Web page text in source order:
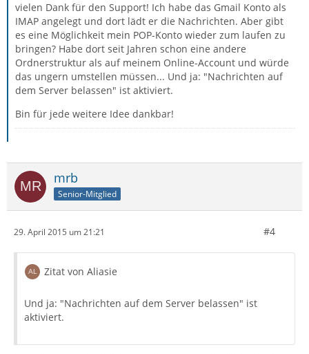
vielen Dank für den Support! Ich habe das Gmail Konto als
IMAP angelegt und dort lädt er die Nachrichten. Aber gibt
es eine Möglichkeit mein POP-Konto wieder zum laufen zu
bringen? Habe dort seit Jahren schon eine andere
Ordnerstruktur als auf meinem Online-Account und würde
das ungern umstellen müssen... Und ja: "Nachrichten auf
dem Server belassen" ist aktiviert.
Bin für jede weitere Idee dankbar!
mrb
Senior-Mitglied
29. April 2015 um 21:21 #4
Zitat von Aliasie
Und ja: "Nachrichten auf dem Server belassen" ist
aktiviert.